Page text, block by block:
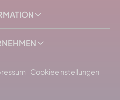
Cookieeinstellungen